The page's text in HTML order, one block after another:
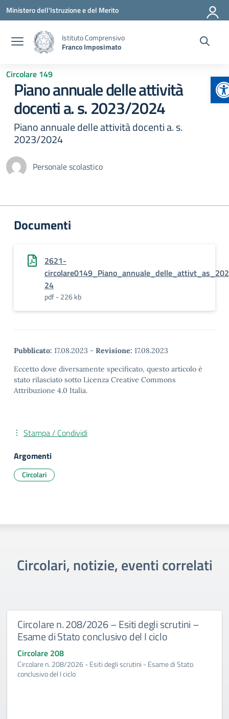
Vai ai contenuti
Vai al menu di navigazione
Vai al footer
Ministero dell'Istruzione e del Merito
Istituto Comprensivo
Franco Imposimato
Circolare 149
Piano annuale delle attività
docenti a. s. 2023/2024
Piano annuale delle attività docenti a. s.
2023/2024
Personale scolastico
Documenti
2621-
24
pdf - 226 kb
Pubblicato: 17.08.2023 - Revisione: 17.08.2023
Eccetto dove diversamente specificato, questo articolo è
stato rilasciato sotto Licenza Creative Commons
Attribuzione 4.0 Italia.
Stampa / Condividi
Argomenti
Circolari
Circolari, notizie, eventi correlati
Circolare n. 208/2026 – Esiti degli scrutini –
Esame di Stato conclusivo del I ciclo
Circolare 208
Circolare n. 208/2026 - Esiti degli scrutini - Esame di Stato
conclusivo del I ciclo